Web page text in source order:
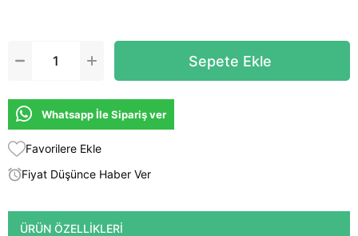
Whatsapp İle Sipariş ver
Favorilere Ekle
Fiyat Düşünce Haber Ver
ÜRÜN ÖZELLIKLERI